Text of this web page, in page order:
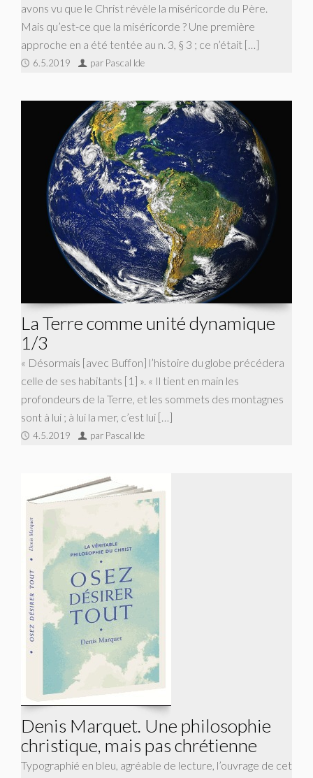
avons vu que le Christ révèle la miséricorde du Père.
Mais qu’est-ce que la miséricorde ? Une première
approche en a été tentée au n. 3, § 3 ; ce n’était […]
6.5.2019 par Pascal Ide
La Terre comme unité dynamique
1/3
« Désormais [avec Buffon] l’histoire du globe précédera
celle de ses habitants [1] ». « Il tient en main les
profondeurs de la Terre, et les sommets des montagnes
sont à lui ; à lui la mer, c’est lui […]
4.5.2019 par Pascal Ide
Denis Marquet. Une philosophie
christique, mais pas chrétienne
Typographié en bleu, agréable de lecture, l’ouvrage de cet